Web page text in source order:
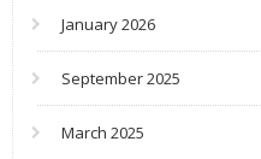
January 2026
September 2025
March 2025